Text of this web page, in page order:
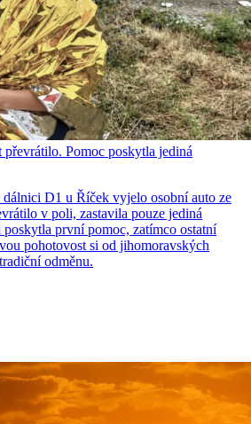
Pomoc poskytla jediná
D1 u Říček vyjelo osobní auto ze
v poli, zastavila pouze jediná
první pomoc, zatímco ostatní
pohotovost si od jihomoravských
odměnu.